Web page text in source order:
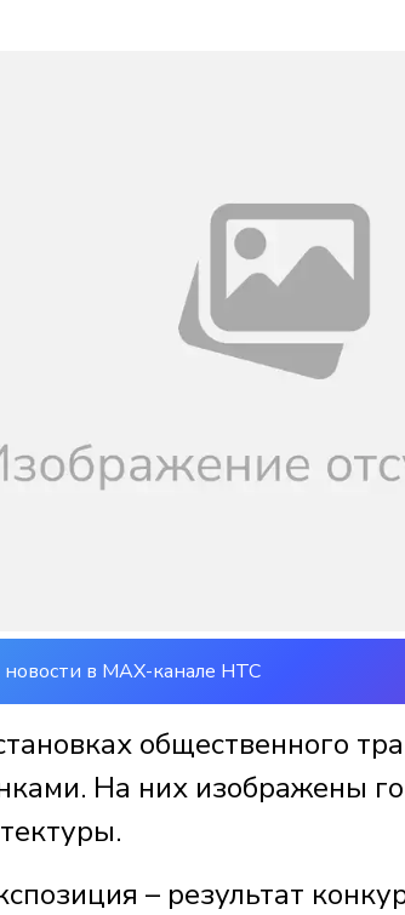
в MAX-канале НТС
общественного
На них изображены
– результат